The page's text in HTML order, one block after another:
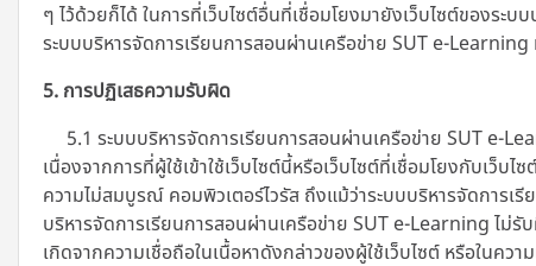
ๆ ไว้ด้วยก็ได้ ในการที่เว็บไซต์อื่นที่เชื่อมโยงมายังเว็บไซต์ของระ
ระบบบริหารจัดการเรียนการสอนผ่านเครือข่าย SUT e-
5. การปฏิเสธความรับผิด
5.1 ระบบบริหารจัดการเรียนการสอนผ่านเครือข่าย SUT e-
เนื่องจากการที่ผู้ใช้เข้าใช้เว็บไซต์นี้หรือเว็บไซต์ที่เชื่อมโยงกับเว็
ความไม่สมบูรณ์ คอมพิวเตอร์ไวรัส ถึงแม้ว่าระบบบริหารจัดการเ
บริหารจัดการเรียนการสอนผ่านเครือข่าย SUT e-Learning ไม่รั
เกิดจากความเชื่อถือในเนื้อหาดังกล่าวของผู้ใช้เว็บไซต์ หรือในค